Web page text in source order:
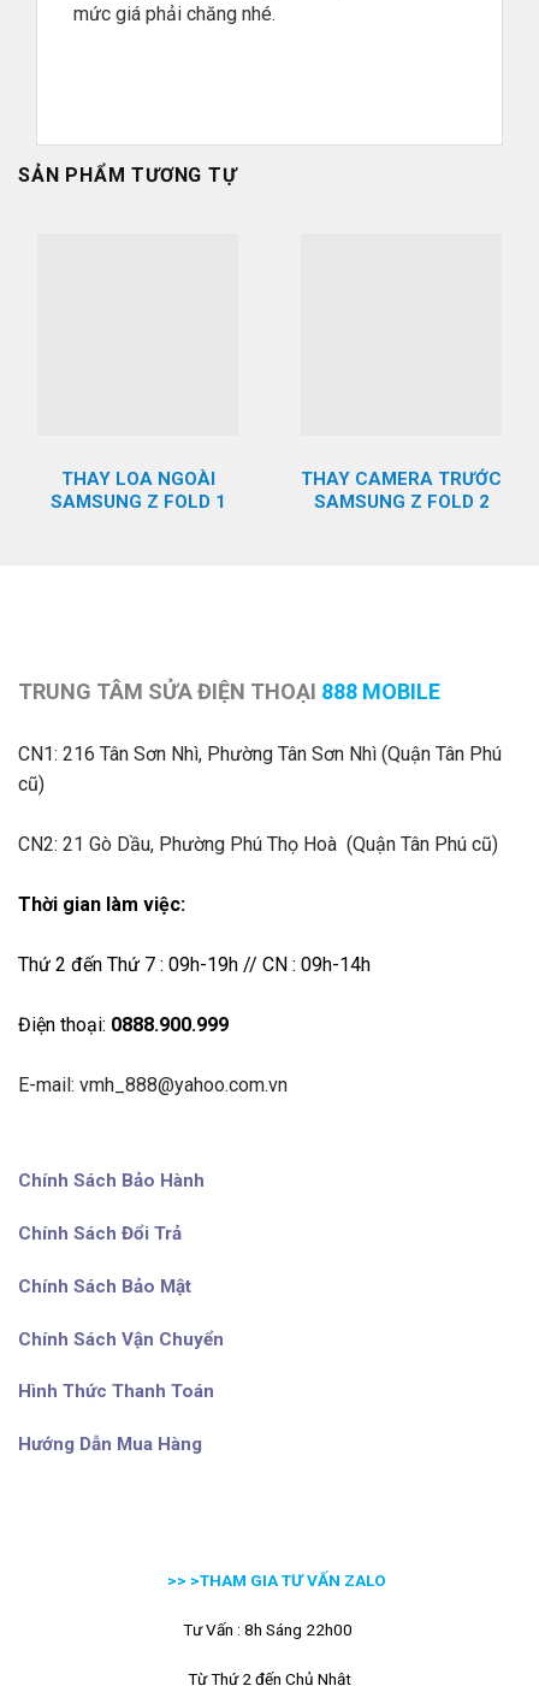
mức giá phải chăng nhé.
SẢN PHẨM TƯƠNG TỰ
THAY LOA NGOÀI
SAMSUNG Z FOLD 1
THAY CAMERA TRƯỚC
SAMSUNG Z FOLD 2
TRUNG TÂM SỬA ĐIỆN THOẠI 888 MOBILE
CN1: 216 Tân Sơn Nhì, Phường Tân Sơn Nhì (Quận Tân Phú
cũ)
CN2: 21 Gò Dầu, Phường Phú Thọ Hoà (Quận Tân Phú cũ)
Thời gian làm việc:
Thứ 2 đến Thứ 7 : 09h-19h // CN : 09h-14h
Điện thoại: 0888.900.999
E-mail: vmh_888@yahoo.com.vn
Chính Sách Bảo Hành
Chính Sách Đổi Trả
Chính Sách Bảo Mật
Chính Sách Vận Chuyển
Hình Thức Thanh Toán
Hướng Dẫn Mua Hàng
>> >THAM GIA TƯ VẤN ZALO
Tư Vấn : 8h Sáng 22h00
Từ Thứ 2 đến Chủ Nhật